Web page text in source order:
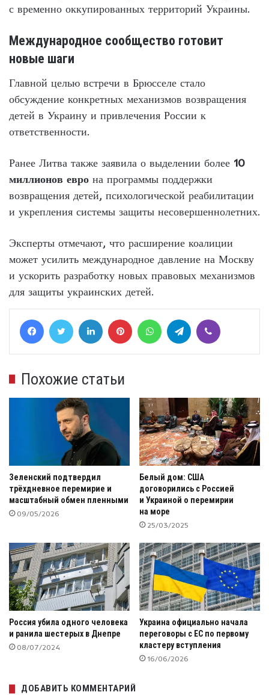
с временно оккупированных территорий Украины.
Международное сообщество готовит
новые шаги
Главной целью встречи в Брюсселе стало
обсуждение конкретных механизмов возвращения
детей в Украину и привлечения России к
ответственности.
Ранее Литва также заявила о выделении более 10
миллионов евро на программы поддержки
возвращения детей, психологической реабилитации
и укрепления системы защиты несовершеннолетних.
Эксперты отмечают, что расширение коалиции
может усилить международное давление на Москву
и ускорить разработку новых правовых механизмов
для защиты украинских детей.
FacebookTwitter LinkedIn Pinterest WhatsAppTelegram
Похожие статьи
Зеленский подтвердил
трёхдневное перемирие и
масштабный обмен пленными
09/05/2026
Белый дом: США
договорились с Россией
и Украиной о перемирии
на море
25/03/2025
Россия убила одного человека
и ранила шестерых в Днепре
08/07/2024
Украина официально начала
переговоры с ЕС по первому
кластеру вступления
16/06/2026
ДОБАВИТЬ КОММЕНТАРИЙ